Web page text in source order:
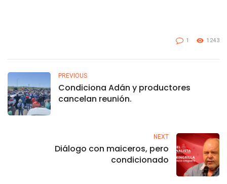
1 1243
PREVIOUS
Condiciona Adán y productores
cancelan reunión.
NEXT
Diálogo con maiceros, pero
condicionado